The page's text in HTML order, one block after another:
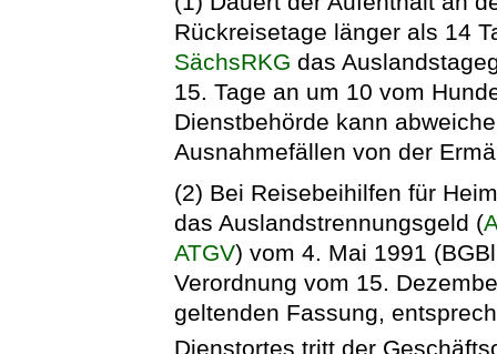
Rückreisetage länger als 14
SächsRKG das
15. Tage an um 10 vom
Dienstbehörde kann
Ausnahmefällen von der
(2) Bei Reisebeihilfen für
das Auslandstrennungsgeld (
ATGV) vom 4. Mai 1991
Verordnung vom 15.
geltenden Fassung,
Dienstortes tritt der